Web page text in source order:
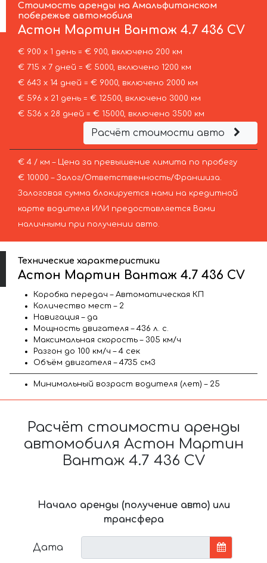
Стоимость аренды на Амальфитанском
побережье автомобиля
Астон Мартин Вантаж 4.7 436 CV
€ 900 х 1 день = € 900, включено 200 км
€ 715 х 7 дней = € 5000, включено 1200 км
€ 643 х 14 дней = € 9000, включено 2000 км
€ 596 х 21 день = € 12500, включено 3000 км
€ 536 х 28 дней = € 15000, включено 3500 км
Расчёт стоимости авто
€ 4 / км – Цена за превышение лимита по пробегу
€ 10000 – Залог/Ответственность/Франшиза.
Залоговая сумма блокируется нами на кредитной
карте водителя ИЛИ предоставляется Вами
наличными при получении авто.
Технические характеристики
Астон Мартин Вантаж 4.7 436 CV
Коробка передач – Автоматическая КП
Количество мест – 2
Навигация – да
Мощность двигателя – 436 л. с.
Максимальная скорость – 305 км/ч
Разгон до 100 км/ч – 4 сек
Объём двигателя – 4735 см3
Минимальный возраст водителя (лет) – 25
Расчёт стоимости аренды
автомобиля Астон Мартин
Вантаж 4.7 436 CV
Начало аренды (получение авто) или
трансфера
Дата